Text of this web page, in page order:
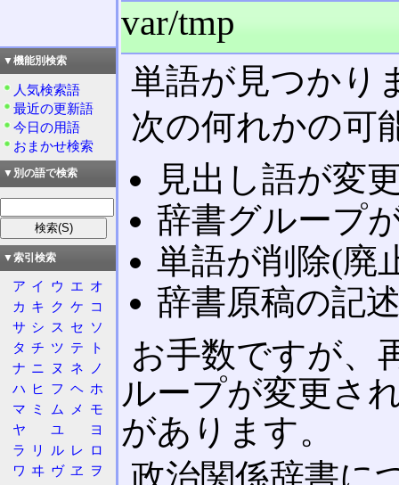
var/tmp
単語が見つかり
次の何れかの可
見出し語が変
辞書グループ
単語が削除(廃
辞書原稿の記
お手数ですが、
ループが変更さ
があります。
政治関係辞書に
▼機能別検索
人気検索語
最近の更新語
今日の用語
おまかせ検索
▼別の語で検索
▼索引検索
ア イ ウ エ オ
カ キ ク ケ コ
サ シ ス セ ソ
タ チ ツ テ
ト
ナ ニ ヌ ネ
ノ
ハ ヒ フ ヘ ホ
マ ミ ム メ
モ
ヤ
ユ
ヨ
ラ
リ ル レ ロ
ワ ヰ ヴ ヱ
ヲ